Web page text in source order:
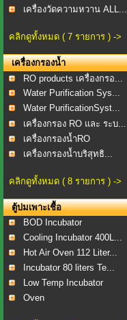
เครื่องวัดความหวาน ALL...
คลิกดูทั้งหมด ( 7 รายการ ) ->
เครื่องกรองน้ำ
RO products เครื่องกรอ...
Water Purification Sys...
Water PurificationSyst...
เครื่องกรอง RO และ ระบ...
เครื่องกรองน้ำRO
เครื่องกรองน้ำบริสุทธิ...
คลิกดูทั้งหมด ( 8 รายการ ) ->
ตู้บ่มเพาะเชื้อ
BOD Incubator
Cooling Incubator 400L...
Hot Air Oven 112 Liter...
Incubator 80 liters Te...
Low Temp Incubator
Oven